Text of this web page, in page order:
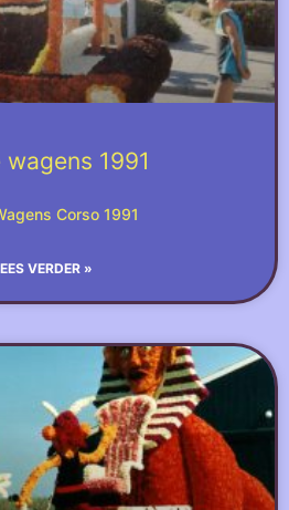
wagens 1991
Corso 1991
VERDER »